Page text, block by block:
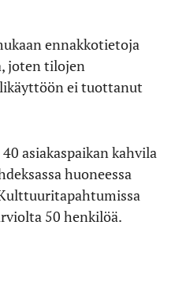
ennakkotietoja
joten tilojen
ei tuottanut
asiakaspaikan kahvila
huoneessa
50 henkilöä.